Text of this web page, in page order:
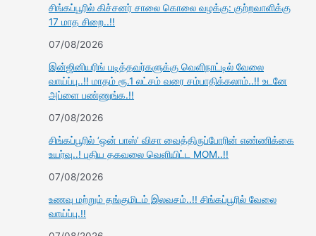
சிங்கப்பூரில் கிச்சனர் சாலை கொலை வழக்கு: குற்றவாளிக்கு
17 மாத சிறை..!!
07/08/2026
இன்ஜினியரிங் படித்தவர்களுக்கு வெளிநாட்டில் வேலை
வாய்ப்பு..!! மாதம் ரூ.1 லட்சம் வரை சம்பாதிக்கலாம்..!! உடனே
அப்ளை பண்ணுங்க.!!
07/08/2026
சிங்கப்பூரில் ‘ஒன் பாஸ்’ விசா வைத்திருப்போரின் எண்ணிக்கை
உயர்வு..! புதிய தகவலை வெளியிட்ட MOM..!!
07/08/2026
உணவு மற்றும் தங்குமிடம் இலவசம்..!! சிங்கப்பூரில் வேலை
வாய்ப்பு.!!